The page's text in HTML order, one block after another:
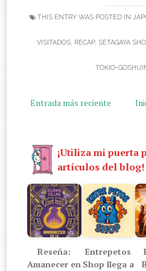
THIS ENTRY WAS POSTED IN
VISITADOS, RECAP, SETAGAYA
TOKIO-
Entrada más reciente
¡Utiliza mi puerta
artículos del blog!
Reseña:
Amanecer en
Entrepetos
Shop llega a